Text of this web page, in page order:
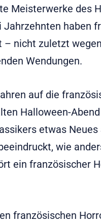
Meisterwerke des
haben
nicht zuletzt
Wendungen.
auf die
Halloween-
etwas
wie
ein französischer
französischen